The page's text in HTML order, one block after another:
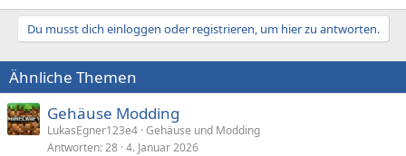
Du musst dich einloggen oder registrieren, um hier zu antworten.
Ähnliche Themen
Gehäuse Modding
LukasEgner123e4 Gehäuse und Modding
Antworten 28 4. Januar 2026